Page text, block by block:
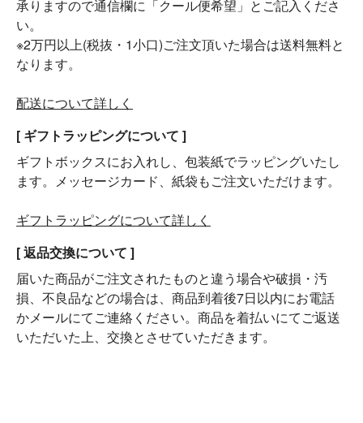
承りますので通信欄に「クール便希望」とご記入くださ
い。
※2万円以上(税抜・1小口)ご注文頂いた場合は送料無料と
なります。
配送について詳しく
[ ギフトラッピングについて ]
ギフトボックスにお入れし、包装紙でラッピングいたし
ます。メッセージカード、紙袋もご注文いただけます。
ギフトラッピングについて詳しく
[ 返品交換について ]
届いた商品がご注文されたものと違う場合や破損・汚
損、不良品などの場合は、商品到着後7日以内にお電話
かメールにてご連絡ください。商品を着払いにてご返送
いただいた上、交換とさせていただきます。